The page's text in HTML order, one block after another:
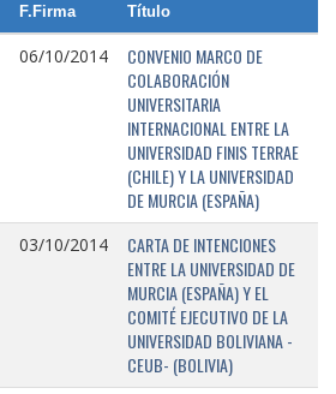
F.Firma Título
06/10/2014
CONVENIO MARCO DE
COLABORACIÓN
UNIVERSITARIA
INTERNACIONAL ENTRE LA
UNIVERSIDAD FINIS TERRAE
(CHILE) Y LA UNIVERSIDAD
DE MURCIA (ESPAÑA)
03/10/2014
CARTA DE INTENCIONES
ENTRE LA UNIVERSIDAD DE
MURCIA (ESPAÑA) Y EL
COMITÉ EJECUTIVO DE LA
UNIVERSIDAD BOLIVIANA -
CEUB- (BOLIVIA)